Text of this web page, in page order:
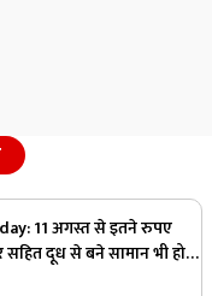
11 अगस्त से इतने रुपए
सहित दूध से बने सामान भी हो
लीटर की कीमत